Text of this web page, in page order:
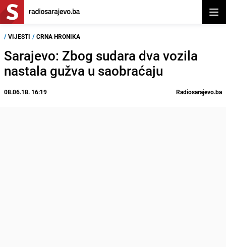
/ VIJESTI / CRNA HRONIKA
Sarajevo: Zbog sudara dva vozila
nastala gužva u saobraćaju
08.06.18. 16:19 Radiosarajevo.ba